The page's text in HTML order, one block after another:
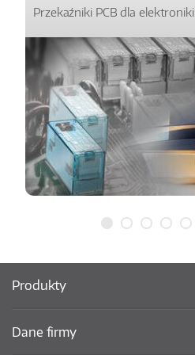
Przekaźniki PCB dla elektroniki
Produkty
Dane firmy